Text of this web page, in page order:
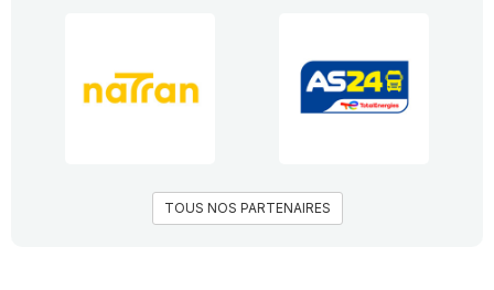
TOUS NOS PARTENAIRES